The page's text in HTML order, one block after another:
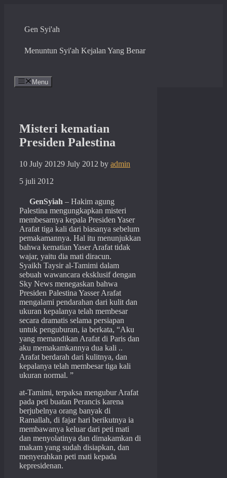
contentGen Syi'ah
Menuntun Syi'ah Kejalan Yang Benar
Menu
Misteri kematian
Presiden Palestina
10 July 20129 July 2012 by admin
5 juli 2012
GenSyiah – Hakim agung
Palestina mengungkapkan misteri
membesarnya kepala Presiden Yaser
Arafat tiga kali dari biasanya sebelum
pemakamannya. Hal itu menunjukkan
bahwa kematian Yaser Arafat tidak
wajar, yaitu dia mati diracun.
Syaikh Taysir al-Tamimi dalam
sebuah wawancara eksklusif dengan
Sky News menegaskan bahwa
Presiden Palestina Yasser Arafat
mengalami pendarahan dari kulit dan
ukuran kepalanya telah membesar
secara dramatis selama persiapan
untuk penguburan, ia berkata, “Aku
yang memandikan Arafat di Paris dan
aku memakamkannya dua kali ..
Arafat berdarah dari kulitnya, dan
kepalanya telah membesar tiga kali
ukuran normal. ”
at-Tamimi, terpaksa mengubur Arafat
pada peti buatan Perancis karena
berjubelnya orang banyak di
Ramallah, di fajar hari berikutnya ia
membawanya keluar dari peti mati
dan menyolatinya dan dimakamkan di
makam yang sudah disiapkan, dan
menyerahkan peti mati kepada
kepresidenan.